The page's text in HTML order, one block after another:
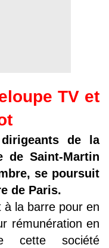
TV et
de la
de Saint-Martin
se poursuit
de Paris.
à la barre pour en
rémunération en
cette société